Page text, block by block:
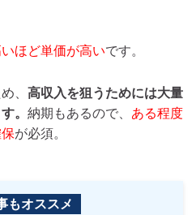
ほど単価が高いです。
、 高収入を狙うためには大量
。 納期もあるので、 ある程度
が必須。
もオススメ